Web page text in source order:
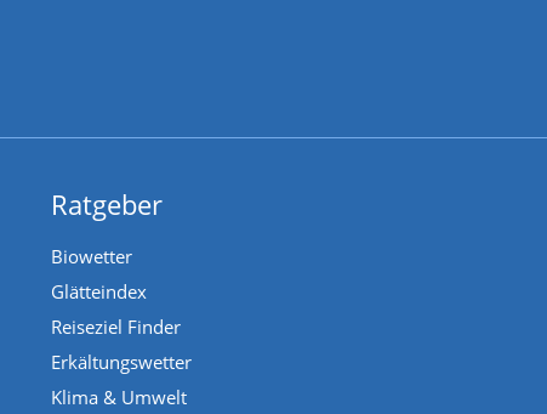
Ratgeber
Biowetter
Glätteindex
Reiseziel Finder
Erkältungswetter
Klima & Umwelt